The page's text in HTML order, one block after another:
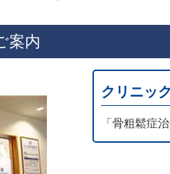
案内
クリニッ
「骨粗鬆症